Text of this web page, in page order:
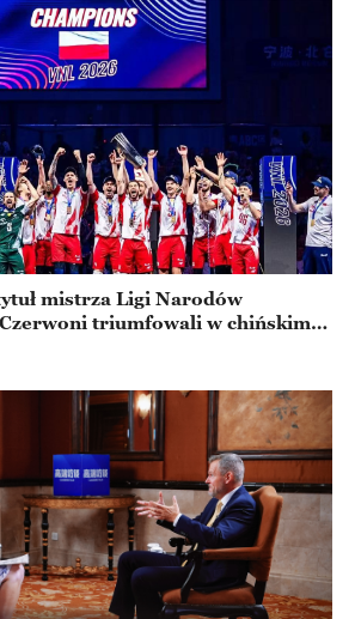
mistrza Ligi Narodów
triumfowali w chińskim